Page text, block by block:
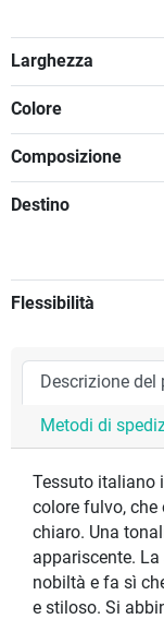
Larghezza
Colore
Composizione
Destino
Flessibilità
Descrizione del
Metodi di
Tessuto italiano
colore fulvo,
chiaro. Una
appariscente.
nobiltà e fa sì
e stiloso. Si